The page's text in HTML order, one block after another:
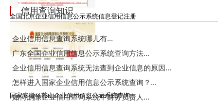
全国北京企业信用信息公示系统信息登记注册
国家安徽马鞍山企业信用信息公示系统查询
信用查询知识
企业信用信息查询系统哪儿有...
广东全国企业信用信息公示系统查询方法...
企业信用信息查询系统无法查到企业信息的原因...
怎样进入国家企业信用信息公示系统查询？...
如何删除企业信用查询系统中财务负责人...